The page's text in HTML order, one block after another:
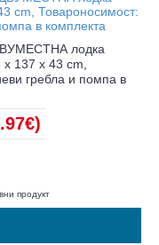
лодка
137 х 43 cm,
гребла и помпа в
продукт